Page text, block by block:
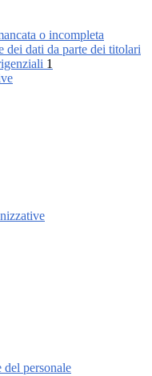
o incompleta
dei dati da parte dei titolari
1
del personale